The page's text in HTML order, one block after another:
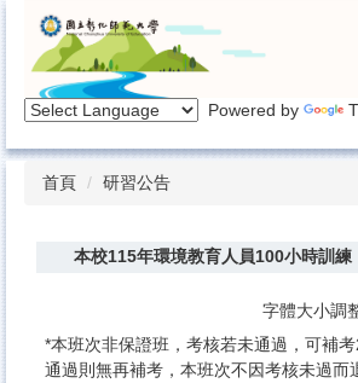
內
Powered by
首頁 研習公告
本校115年環境教育人員100小時訓練
字體大小調
*本班次非保證班，考核若未通過，可補
通過則無再補考，本班次不因考核未過而